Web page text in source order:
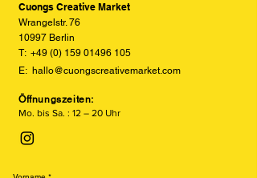
Cuongs Creative Market
Wrangelstr. 76
10997 Berlin
T: +49 (0) 159 01496 105
E: hallo@cuongscreativemarket.com
Öffnungszeiten:
Mo. bis Sa. : 12 – 20 Uhr